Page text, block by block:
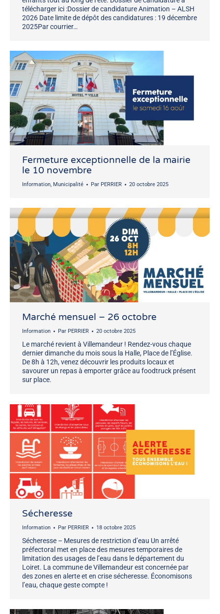
télécharger ici :Dossier de candidature Animation – ALSH
2026 Date limite de dépôt des candidatures : 19 décembre
2025Par courrier…
Fermeture exceptionnelle de la mairie
le 10 novembre
Information, Municipalité Par PERRIER 20 octobre 2025
Marché mensuel – 26 octobre
Information Par PERRIER 20 octobre 2025
Le marché revient à Villemandeur ! Rendez-vous chaque
dernier dimanche du mois sous la Halle, Place de l’Église.
De 8h à 12h, venez découvrir les produits locaux et
savourer un repas à emporter grâce au foodtruck présent
sur place.
Sécheresse
Information Par PERRIER 18 octobre 2025
Sécheresse – Mesures de restriction d’eau Un arrêté
préfectoral met en place des mesures temporaires de
limitation des usages de l’eau dans le département du
Loiret. La commune de Villemandeur est concernée par
des zones en alerte et en crise sécheresse. Économisons
l’eau, chaque geste compte !